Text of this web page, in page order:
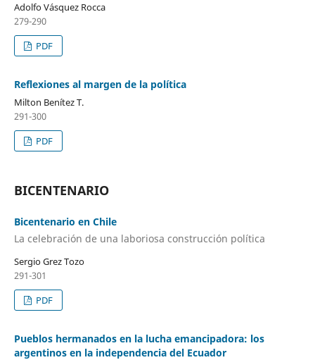
Adolfo Vásquez Rocca
279-290
PDF
Reflexiones al margen de la política
Milton Benítez T.
291-300
PDF
BICENTENARIO
Bicentenario en Chile
La celebración de una laboriosa construcción política
Sergio Grez Tozo
291-301
PDF
Pueblos hermanados en la lucha emancipadora: los
argentinos en la independencia del Ecuador